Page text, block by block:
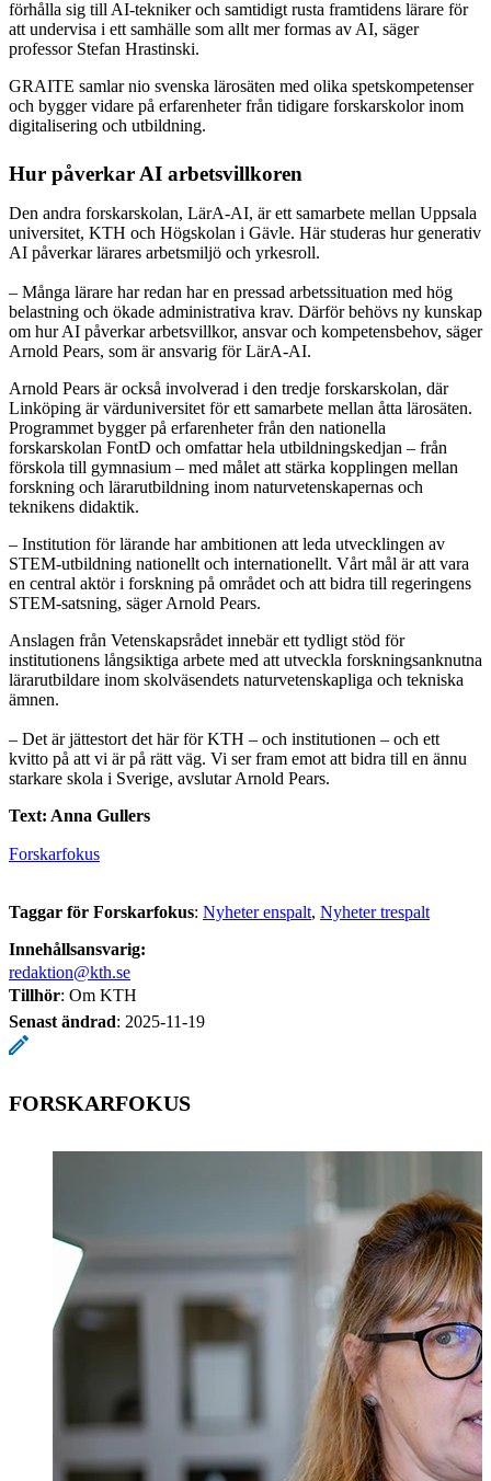
förhålla sig till AI-tekniker och samtidigt rusta framtidens lärare för
att undervisa i ett samhälle som allt mer formas av AI, säger
professor Stefan Hrastinski.
GRAITE samlar nio svenska lärosäten med olika spetskompetenser
och bygger vidare på erfarenheter från tidigare forskarskolor inom
digitalisering och utbildning.
Hur påverkar AI arbetsvillkoren
Den andra forskarskolan, LärA-AI, är ett samarbete mellan Uppsala
universitet, KTH och Högskolan i Gävle. Här studeras hur generativ
AI påverkar lärares arbetsmiljö och yrkesroll.
– Många lärare har redan har en pressad arbetssituation med hög
belastning och ökade administrativa krav. Därför behövs ny kunskap
om hur AI påverkar arbetsvillkor, ansvar och kompetensbehov, säger
Arnold Pears, som är ansvarig för LärA-AI.
Arnold Pears är också involverad i den tredje forskarskolan, där
Linköping är värduniversitet för ett samarbete mellan åtta lärosäten.
Programmet bygger på erfarenheter från den nationella
forskarskolan FontD och omfattar hela utbildningskedjan – från
förskola till gymnasium – med målet att stärka kopplingen mellan
forskning och lärarutbildning inom naturvetenskapernas och
teknikens didaktik.
– Institution för lärande har ambitionen att leda utvecklingen av
STEM-utbildning nationellt och internationellt. Vårt mål är att vara
en central aktör i forskning på området och att bidra till regeringens
STEM-satsning, säger Arnold Pears.
Anslagen från Vetenskapsrådet innebär ett tydligt stöd för
institutionens långsiktiga arbete med att utveckla forskningsanknutna
lärarutbildare inom skolväsendets naturvetenskapliga och tekniska
ämnen.
– Det är jättestort det här för KTH – och institutionen – och ett
kvitto på att vi är på rätt väg. Vi ser fram emot att bidra till en ännu
starkare skola i Sverige, avslutar Arnold Pears.
Text: Anna Gullers
Forskarfokus
Taggar för Forskarfokus: Nyheter enspalt Nyheter trespalt
Innehållsansvarig:
redaktion@kth.se
Tillhör: Om KTH
Senast ändrad: 2025-11-19
FORSKARFOKUS